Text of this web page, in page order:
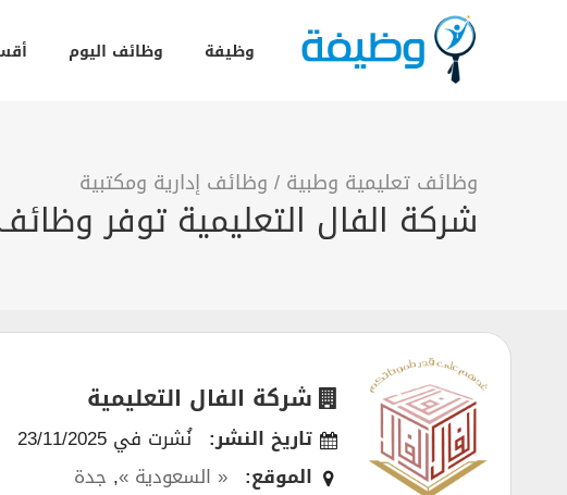
وظيفة وظائف اليوم
وظائف تعليمية وطبية / وظائف إدارية ومكتبية
شركة الفال التعليمية توفر
شركة الفال التعليمية
تاريخ النشر: نُشرت في 23/11/2025
الموقع: « السعودية », جدة